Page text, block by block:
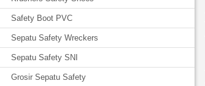
Safety Boot PVC
Sepatu Safety Wreckers
Sepatu Safety SNI
Grosir Sepatu Safety